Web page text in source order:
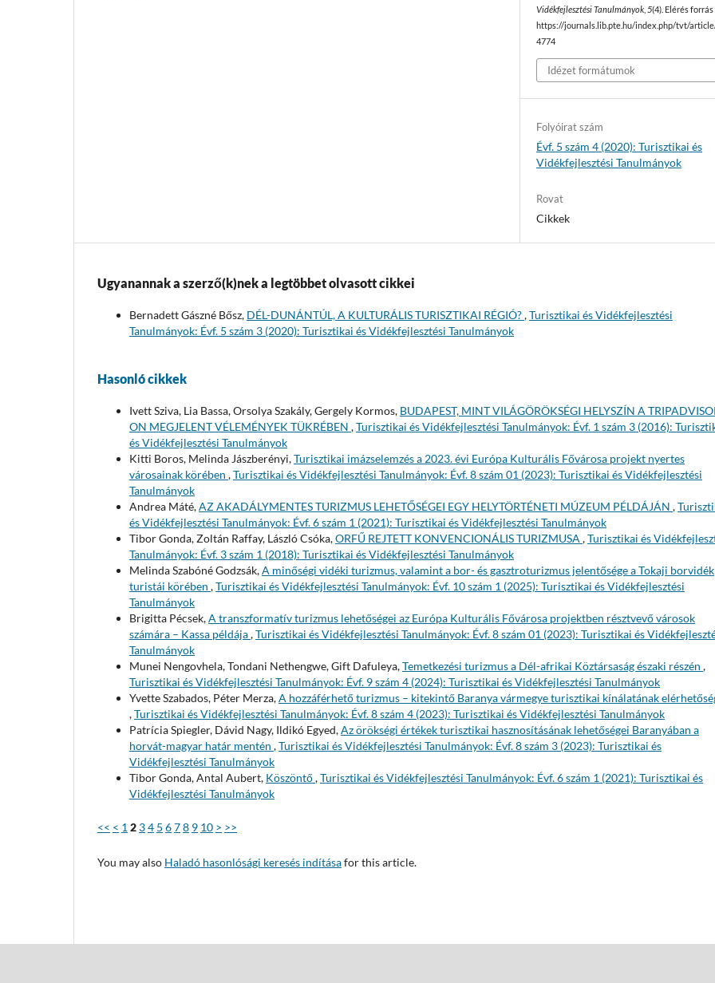
Vidékfejlesztési Tanulmányok,5(4). Elérés forrás
https://journals.lib.pte.hu/index.php/tvt/
4774
Idézet formátumok
Folyóirat szám
Évf. 5 szám 4 (2020): Turisztikai és
Vidékfejlesztési Tanulmányok
Rovat
Cikkek
Ugyanannak a szerző(k)nek a legtöbbet olvasott cikkei
Bernadett Gászné Bősz, DÉL-DUNÁNTÚL, A KULTURÁLIS TURISZTIKAI RÉGIÓ?,Turisztikai és Vidékfejlesztési
Tanulmányok: Évf. 5 szám 3 (2020): Turisztikai és Vidékfejlesztési Tanulmányok
Hasonló cikkek
Ivett Sziva, Lia Bassa, Orsolya Szakály, Gergely Kormos, BUDAPEST, MINT VILÁGÖRÖKSÉGI HELYSZÍN A
ON MEGJELENT VÉLEMÉNYEK TÜKRÉBEN ,Turisztikai és Vidékfejlesztési Tanulmányok: Évf. 1 szám 3 (2016):
és Vidékfejlesztési Tanulmányok
Kitti Boros, Melinda Jászberényi,Turisztikai imázselemzés a 2023. évi Európa Kulturális Fővárosa projekt nyertes
városainak körében ,Turisztikai és Vidékfejlesztési Tanulmányok: Évf. 8 szám 01 (2023): Turisztikai és Vidékfejlesztési
Tanulmányok
Andrea Máté,AZ AKADÁLYMENTES TURIZMUS LEHETŐSÉGEI EGY HELYTÖRTÉNETI MÚZEUM PÉLDÁJÁN ,
és Vidékfejlesztési Tanulmányok: Évf. 6 szám 1 (2021): Turisztikai és Vidékfejlesztési Tanulmányok
Tibor Gonda, Zoltán Raffay, László Csóka,ORFŰ REJTETT KONVENCIONÁLIS TURIZMUSA ,Turisztikai és
Tanulmányok: Évf. 3 szám 1 (2018): Turisztikai és Vidékfejlesztési Tanulmányok
Melinda Szabóné Godzsák,A minőségi vidéki turizmus, valamint a bor- és gasztroturizmus jelentősége a Tokaji borvidék
turistái körében ,Turisztikai és Vidékfejlesztési Tanulmányok: Évf. 10 szám 1 (2025): Turisztikai és Vidékfejlesztési
Tanulmányok
Brigitta Pécsek,A transzformatív turizmus lehetőségei az Európa Kulturális Fővárosa projektben résztvevő városok
számára – Kassa példája,Turisztikai és Vidékfejlesztési Tanulmányok: Évf. 8 szám 01 (2023): Turisztikai és
Tanulmányok
Munei Nengovhela, Tondani Nethengwe, Gift Dafuleya,Temetkezési turizmus a Dél-afrikai Köztársaság északi részén ,
Turisztikai és Vidékfejlesztési Tanulmányok: Évf. 9 szám 4 (2024): Turisztikai és Vidékfejlesztési Tanulmányok
Yvette Szabados, Péter Merza,A hozzáférhető turizmus – kitekintő Baranya vármegye turisztikai kínálatának
,Turisztikai és Vidékfejlesztési Tanulmányok: Évf. 8 szám 4 (2023): Turisztikai és Vidékfejlesztési Tanulmányok
Patrícia Spiegler, Dávid Nagy, Ildikó Egyed,Az örökségi értékek turisztikai hasznosításának lehetőségei Baranyában a
horvát-magyar határ mentén ,Turisztikai és Vidékfejlesztési Tanulmányok: Évf. 8 szám 3 (2023): Turisztikai és
Vidékfejlesztési Tanulmányok
Tibor Gonda, Antal Aubert, Köszöntő,Turisztikai és Vidékfejlesztési Tanulmányok: Évf. 6 szám 1 (2021): Turisztikai és
Vidékfejlesztési Tanulmányok
<< < 1 2 34 5 678 9 10 > >>
You may also Haladó hasonlósági keresés indításafor this article.